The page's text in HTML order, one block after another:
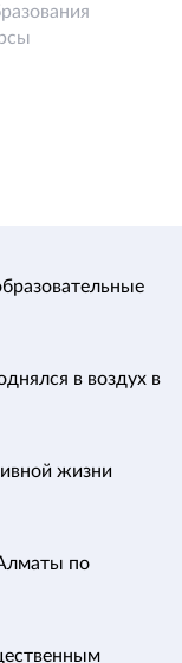
в воздух в
жизни
по